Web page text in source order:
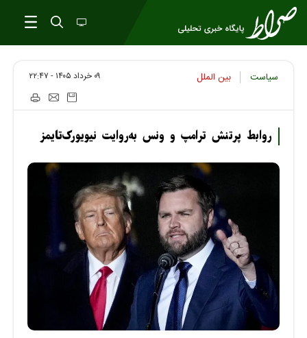
سیاست بین الملل ۰۹ خرداد ۱۴۰۵ - ۲۲:۴۷
روابط پرتنش ترامپ و ونس به‌روایت نیویورک‌تایمز